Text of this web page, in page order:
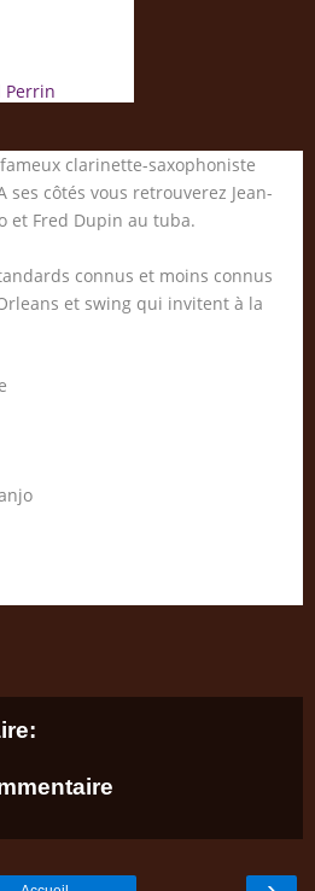
clarinette-saxophoniste
ses côtés vous retrouverez Jean-
et Fred Dupin au tuba.
connus et moins connus
et swing qui invitent à la